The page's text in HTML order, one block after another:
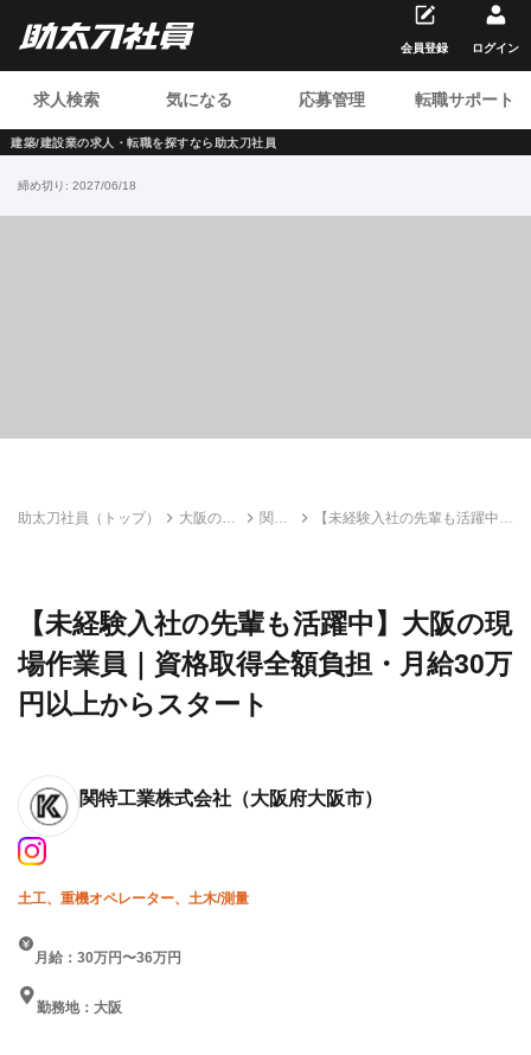
建築/建設業の求人・転職を探すなら助太刀社員
求人検索 気になる 応募管理 転職サポート
会員登録 ログイン
締め切り: 2027/06/18
助太刀社員（トップ）
大阪の建
関特
【未経験入社の先輩も活躍中】
【未経験入社の先輩も活躍中】大阪の現
場作業員｜資格取得全額負担・月給30万
円以上からスタート
関特工業株式会社 （大阪府大阪市）
土工、重機オペレーター、土木/測量
月給：30万円〜36万円
勤務地：大阪